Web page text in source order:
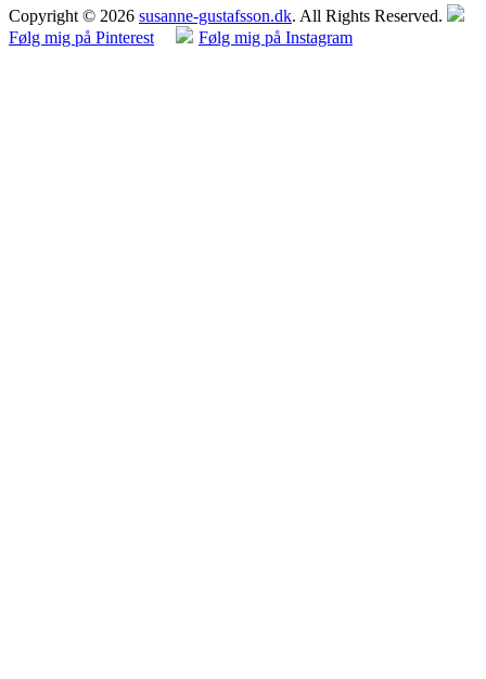
Copyright © 2026 susanne-gustafsson.dk. All Rights Reserved.
Følg mig på Pinterest
Følg mig på Instagram